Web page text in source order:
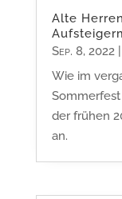
Alte
Sep. 8, 2022|
Wie im
der frühen
an.